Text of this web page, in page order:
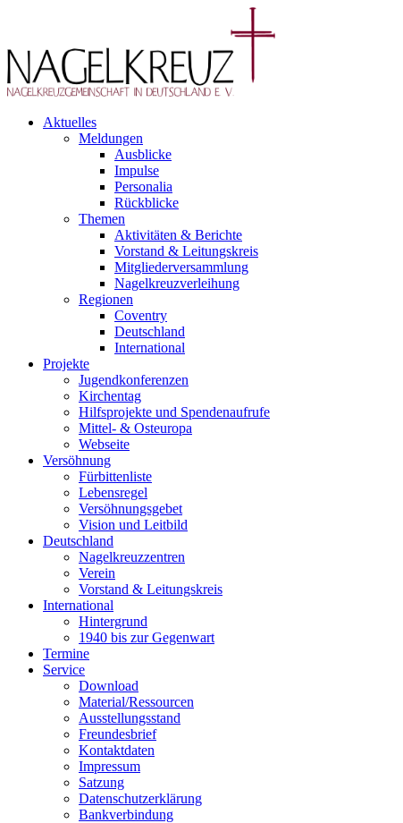
Aktuelles
Meldungen
Ausblicke
Impulse
Personalia
Rückblicke
Themen
Aktivitäten & Berichte
Vorstand & Leitungskreis
Mitgliederversammlung
Nagelkreuzverleihung
Regionen
Coventry
Deutschland
International
Projekte
Jugendkonferenzen
Kirchentag
Hilfsprojekte und Spendenaufrufe
Mittel- & Osteuropa
Webseite
Versöhnung
Fürbittenliste
Lebensregel
Versöhnungsgebet
Vision und Leitbild
Deutschland
Nagelkreuzzentren
Verein
Vorstand & Leitungskreis
International
Hintergrund
1940 bis zur Gegenwart
Termine
Service
Download
Material/Ressourcen
Ausstellungsstand
Freundesbrief
Kontaktdaten
Impressum
Satzung
Datenschutzerklärung
Bankverbindung